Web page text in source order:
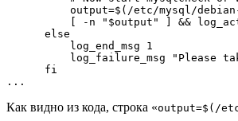
output=$(/etc/mysql/
[ -n "$output" ] &&
      else
          log_end_msg 1
log_failure_msg "Please
      fi
Как видно из кода, строка «output=$(/